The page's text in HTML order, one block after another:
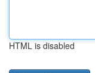
HTML is disabled